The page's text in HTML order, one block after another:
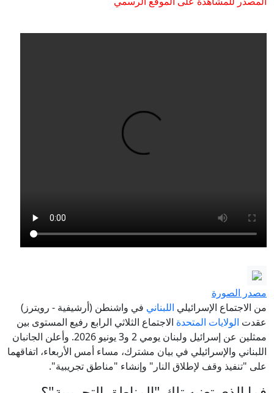
مصدر الصورة
من الاجتماع الإسرائيلي اللبناني في واشنطن (أرشيفية - رويترز)
عقدت الولايات المتحدة الاجتماع الثلاثي الرابع رفيع المستوى بين
ممثلين عن إسرائيل ولبنان يومي 2 و3 يونيو 2026. وأعلن الجانبان
اللبناني والإسرائيلي في بيان مشترك، مساء أمس الأربعاء، اتفاقهما
على "تنفيذ وقف لإطلاق النار" وإنشاء "مناطق تجريبية".